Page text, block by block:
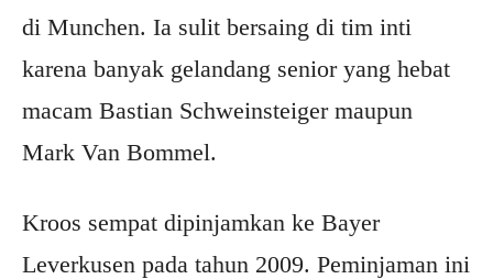
di Munchen. Ia sulit bersaing di tim inti
karena banyak gelandang senior yang hebat
macam Bastian Schweinsteiger maupun
Mark Van Bommel.
Kroos sempat dipinjamkan ke Bayer
Leverkusen pada tahun 2009. Peminjaman ini